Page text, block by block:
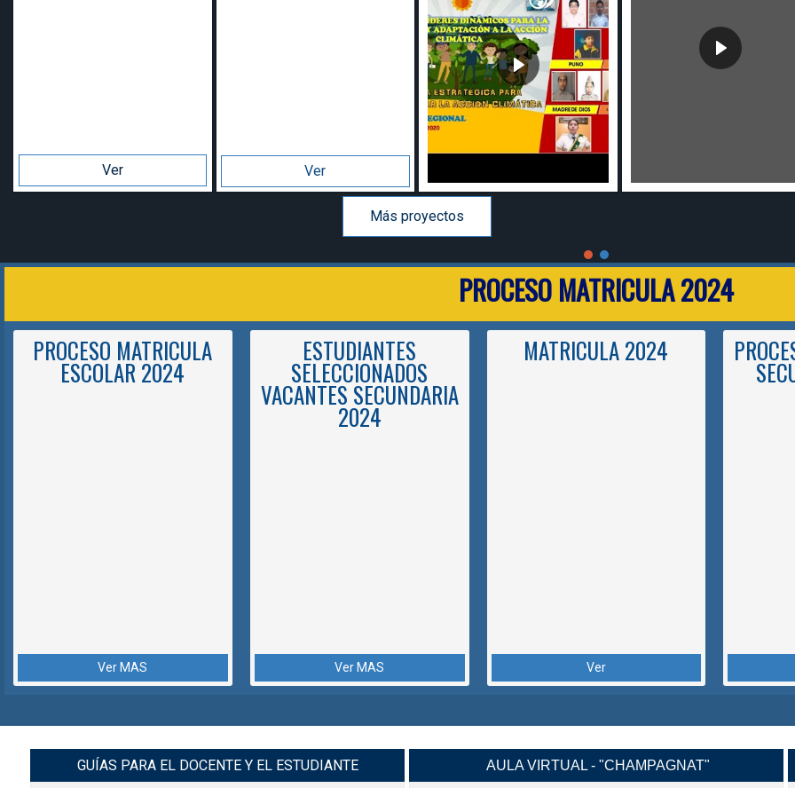
Ver Ver
Más proyectos
PROCESO MATRICULA 2024
PROCESO MATRICULA
ESCOLAR 2024
Ver MAS
ESTUDIANTES
SELECCIONADOS
VACANTES SECUNDARIA
2024
Ver MAS
MATRICULA 2024
Ver
GUÍAS PARA EL DOCENTE Y EL ESTUDIANTE AULA VIRTUAL - "CHAMPAGNAT"